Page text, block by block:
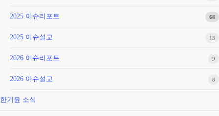
68
2025 이슈리포트 14
2025 이슈설교 13
2026 이슈리포트 9
2026 이슈설교 8
한기윤 소식